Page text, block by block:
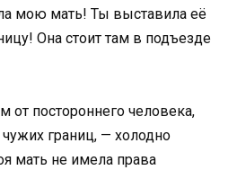
мою мать! Ты выставила её
Она стоит там в подъезде
от постороннего человека,
границ, — холодно
мать не имела права